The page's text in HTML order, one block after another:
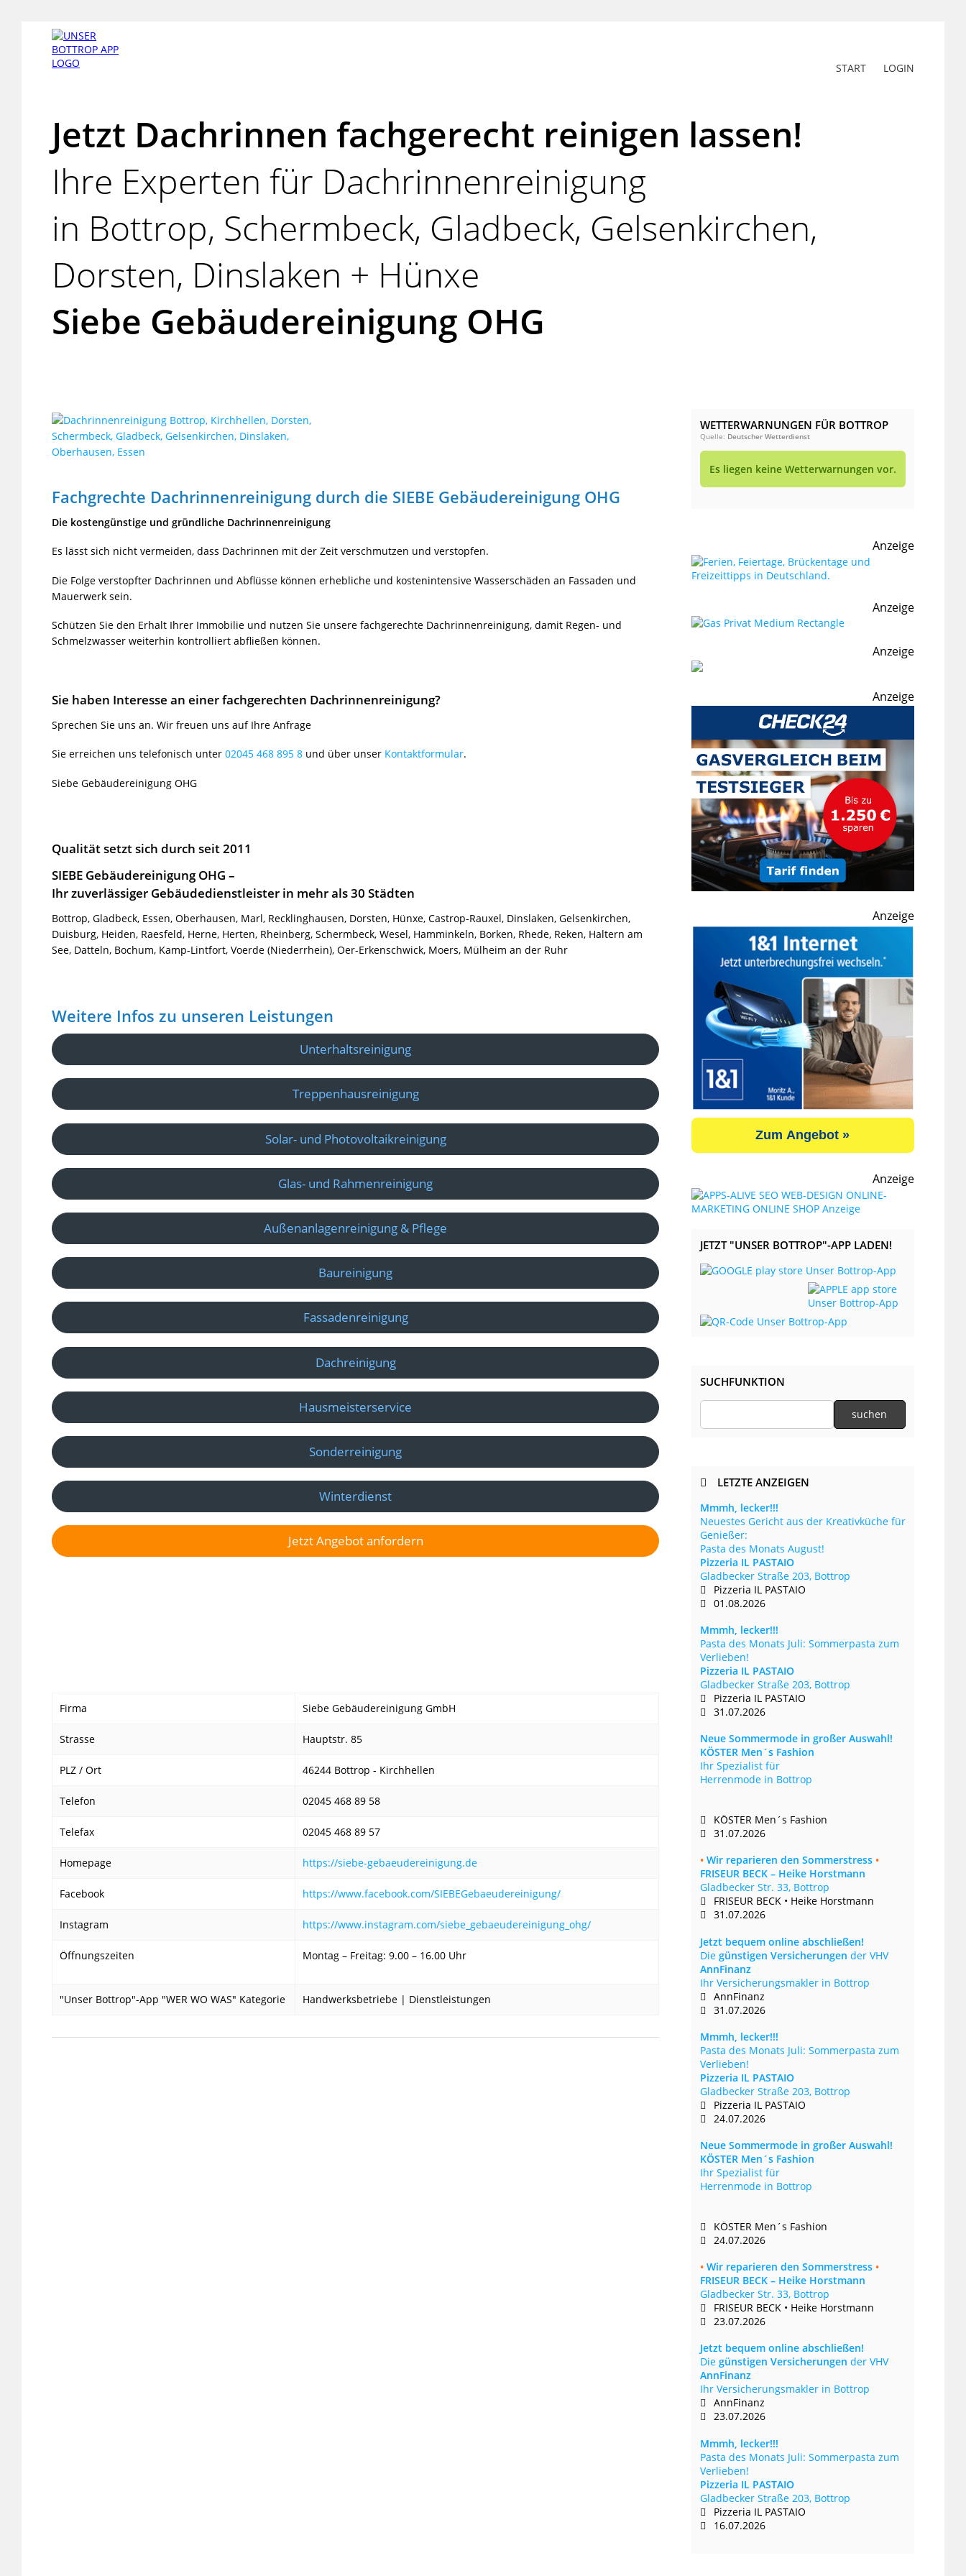
START LOGIN
Jetzt Dachrinnen fachgerecht reinigen lassen!
Ihre Experten für Dachrinnenreinigung
in Bottrop, Schermbeck, Gladbeck, Gelsenkirchen,
Dorsten, Dinslaken + Hünxe
Siebe Gebäudereinigung OHG
Fachgrechte Dachrinnenreinigung durch die SIEBE Gebäudereinigung OHG
Die kostengünstige und gründliche Dachrinnenreinigung
Es lässt sich nicht vermeiden, dass Dachrinnen mit der Zeit verschmutzen und verstopfen.
Die Folge verstopfter Dachrinnen und Abflüsse können erhebliche und kostenintensive Wasserschäden an Fassaden und
Mauerwerk sein.
Schützen Sie den Erhalt Ihrer Immobilie und nutzen Sie unsere fachgerechte Dachrinnenreinigung, damit Regen- und
Schmelzwasser weiterhin kontrolliert abfließen können.
Sie haben Interesse an einer fachgerechten Dachrinnenreinigung?
Sprechen Sie uns an. Wir freuen uns auf Ihre Anfrage
Sie erreichen uns telefonisch unter 02045 468 895 8 und über unser Kontaktformular.
Siebe Gebäudereinigung OHG
Qualität setzt sich durch seit 2011
SIEBE Gebäudereinigung OHG –
Ihr zuverlässiger Gebäudedienstleister in mehr als 30 Städten
Bottrop, Gladbeck, Essen, Oberhausen, Marl, Recklinghausen, Dorsten, Hünxe, Castrop-Rauxel, Dinslaken, Gelsenkirchen,
Duisburg, Heiden, Raesfeld, Herne, Herten, Rheinberg, Schermbeck, Wesel, Hamminkeln, Borken, Rhede, Reken, Haltern am
See, Datteln, Bochum, Kamp-Lintfort, Voerde (Niederrhein), Oer-Erkenschwick, Moers, Mülheim an der Ruhr
Weitere Infos zu unseren Leistungen
Unterhaltsreinigung
Treppenhausreinigung
Solar- und Photovoltaikreinigung
Glas- und Rahmenreinigung
Außenanlagenreinigung & Pflege
Baureinigung
Fassadenreinigung
Dachreinigung
Hausmeisterservice
Sonderreinigung
Winterdienst
Jetzt Angebot anfordern
Firma Siebe Gebäudereinigung GmbH
Strasse Hauptstr. 85
PLZ / Ort 46244 Bottrop - Kirchhellen
Telefon 02045 468 89 58
Telefax 02045 468 89 57
Homepage https://siebe-gebaeudereinigung.de
Facebook https://www.facebook.com/SIEBEGebaeudereinigung/
Instagram https://www.instagram.com/siebe_gebaeudereinigung_ohg/
Öffnungszeiten Montag – Freitag: 9.00 – 16.00 Uhr
"Unser Bottrop"-App "WER WO WAS" Kategorie Handwerksbetriebe | Dienstleistungen
WETTERWARNUNGEN FÜR BOTTROP
Quelle: Deutscher Wetterdienst
Es liegen keine Wetterwarnungen vor.
Anzeige
Anzeige
Anzeige
Anzeige
Anzeige
Zum Angebot »
Anzeige
JETZT "UNSER BOTTROP"-APP LADEN!
SUCHFUNKTION
LETZTE ANZEIGEN
Mmmh, lecker!!!
Neuestes Gericht aus der Kreativküche für
Genießer:
Pasta des Monats August!
Pizzeria IL PASTAIO
Gladbecker Straße 203, Bottrop
Pizzeria IL PASTAIO
01.08.2026
Mmmh, lecker!!!
Pasta des Monats Juli: Sommerpasta zum
Verlieben!
Pizzeria IL PASTAIO
Gladbecker Straße 203, Bottrop
Pizzeria IL PASTAIO
31.07.2026
Neue Sommermode in großer Auswahl!
KÖSTER Men´s Fashion
Ihr Spezialist für
Herrenmode in Bottrop
KÖSTER Men´s Fashion
31.07.2026
•Wir reparieren den Sommerstress •
FRISEUR BECK – Heike Horstmann
Gladbecker Str. 33, Bottrop
FRISEUR BECK • Heike Horstmann
31.07.2026
Jetzt bequem online abschließen!
Die günstigen Versicherungen der VHV
AnnFinanz
Ihr Versicherungsmakler in Bottrop
AnnFinanz
31.07.2026
Mmmh, lecker!!!
Pasta des Monats Juli: Sommerpasta zum
Verlieben!
Pizzeria IL PASTAIO
Gladbecker Straße 203, Bottrop
Pizzeria IL PASTAIO
24.07.2026
Neue Sommermode in großer Auswahl!
KÖSTER Men´s Fashion
Ihr Spezialist für
Herrenmode in Bottrop
KÖSTER Men´s Fashion
24.07.2026
•Wir reparieren den Sommerstress •
FRISEUR BECK – Heike Horstmann
Gladbecker Str. 33, Bottrop
FRISEUR BECK • Heike Horstmann
23.07.2026
Jetzt bequem online abschließen!
Die günstigen Versicherungen der VHV
AnnFinanz
Ihr Versicherungsmakler in Bottrop
AnnFinanz
23.07.2026
Mmmh, lecker!!!
Pasta des Monats Juli: Sommerpasta zum
Verlieben!
Pizzeria IL PASTAIO
Gladbecker Straße 203, Bottrop
Pizzeria IL PASTAIO
16.07.2026